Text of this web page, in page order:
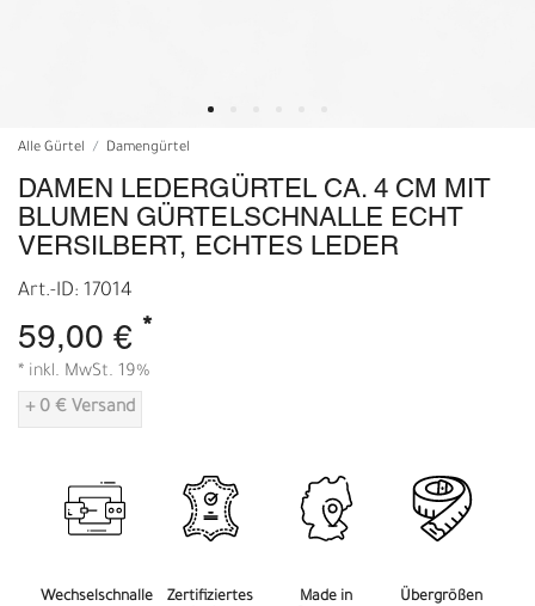
Alle Gürtel Damengürtel
DAMEN LEDERGÜRTEL CA. 4 CM MIT
BLUMEN GÜRTELSCHNALLE ECHT
VERSILBERT, ECHTES LEDER
Art.-ID: 17014
59,00 € *
* inkl. MwSt. 19%
+ 0 € Versand
Wechselschnalle
Zertifiziertes
Made in
Übergrößen